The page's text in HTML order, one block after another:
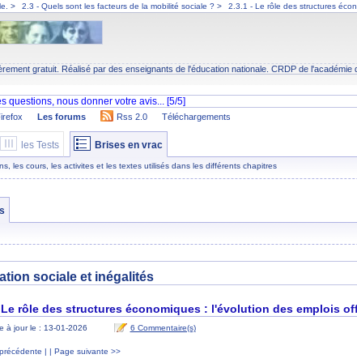
> 2.3 - Quels sont les facteurs de la mobilité sociale ? > 2.3.1 - Le rôle des structures
gratuit. Réalisé par des enseignants de l'éducation nationale. CRDP de l'académie
Les forums Rss 2.0 Téléchargements
les Tests Brises en vrac
les cours, les activites et les textes utilisés dans les différents chapitres
sociale et inégalités
Le rôle des structures économiques : l'évolution des emplois
à jour le : 13-01-2026 6 Commentaire(s)
| | Page suivante >>